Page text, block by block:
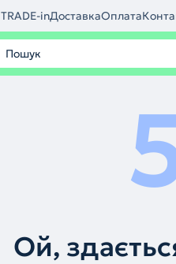
TRADE-inДоставкаОплата
Ой,